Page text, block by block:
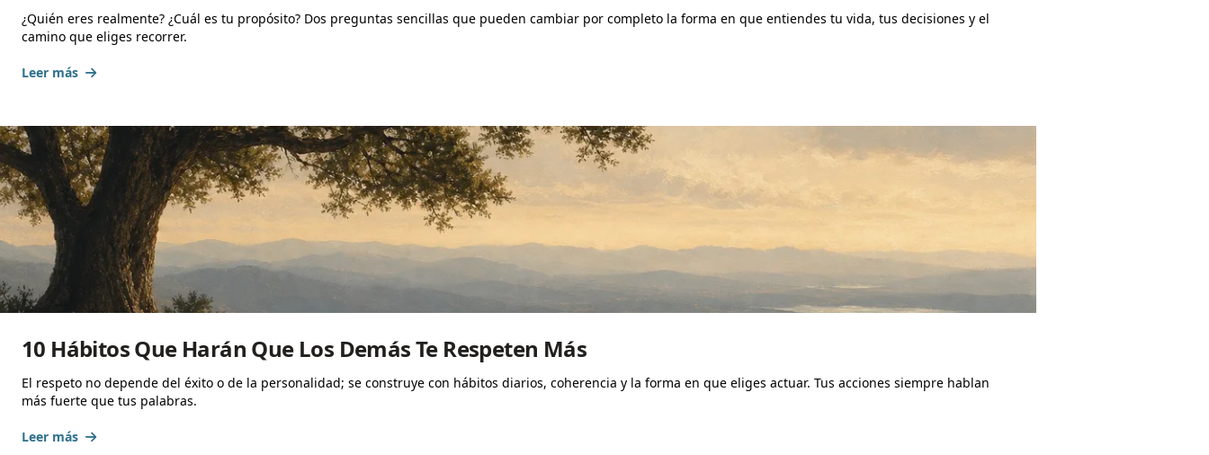
¿Quién eres realmente? ¿Cuál es tu propósito? Dos preguntas sencillas que pueden cambiar por completo la forma en que entiendes tu vida, tus decisiones y el
camino que eliges recorrer.
Leer más
10 Hábitos Que Harán Que Los Demás Te Respeten Más
El respeto no depende del éxito o de la personalidad; se construye con hábitos diarios, coherencia y la forma en que eliges actuar. Tus acciones siempre hablan
más fuerte que tus palabras.
Leer más